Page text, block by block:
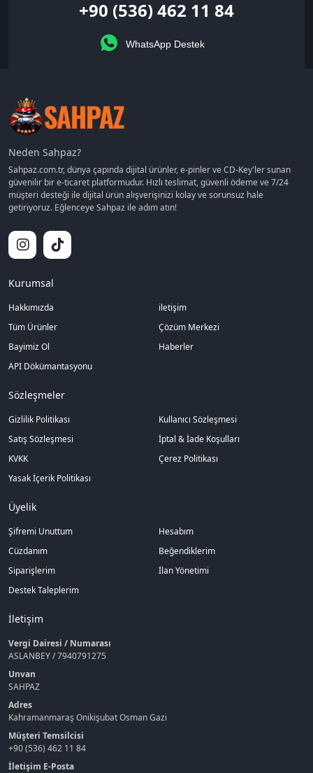
+90 (536) 462 11 84
WhatsApp Destek
Neden Sahpaz?
Sahpaz.com.tr, dünya çapında dijital ürünler, e-pinler ve CD-Key'ler sunan
güvenilir bir e-ticaret platformudur. Hızlı teslimat, güvenli ödeme ve 7/24
müşteri desteği ile dijital ürün alışverişinizi kolay ve sorunsuz hale
getiriyoruz. Eğlenceye Sahpaz ile adım atın!
Kurumsal
Hakkımızda
iletişim
Tüm Ürünler
Çözüm Merkezi
Bayimiz Ol
Haberler
API Dökümantasyonu
Sözleşmeler
Gizlilik Politikası
Kullanıcı Sözleşmesi
Satış Sözleşmesi
İptal & İade Koşulları
KVKK
Çerez Politikası
Yasak İçerik Politikası
Üyelik
Şifremi Unuttum
Hesabım
Cüzdanım
Beğendiklerim
Siparişlerim
İlan Yönetimi
Destek Taleplerim
İletişim
Vergi Dairesi / Numarası
ASLANBEY / 7940791275
Unvan
SAHPAZ
Adres
Kahramanmaraş Onikişubat Osman Gazi
Müşteri Temsilcisi
+90 (536) 462 11 84
İletişim E-Posta